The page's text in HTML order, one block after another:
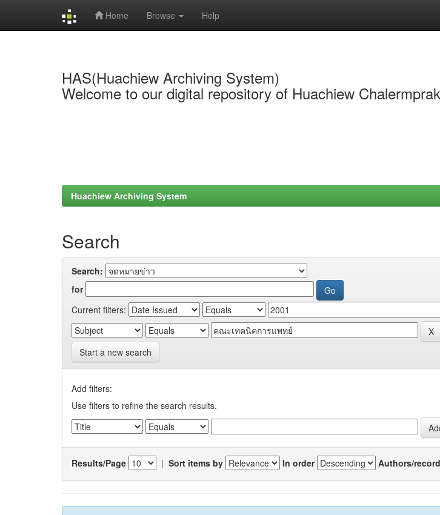
Home Browse Help
HAS(Huachiew Archiving System)
Welcome to our digital repository of Huachiew
Huachiew Archiving System
Search
Search:
for
Current filters:
Start a new search
Add filters:
Use filters to refine the search results.
Results/Page | Sort items by In order Authors/record